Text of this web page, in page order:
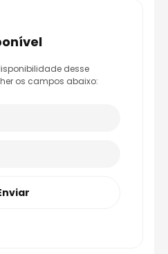
desse
os campos abaixo: